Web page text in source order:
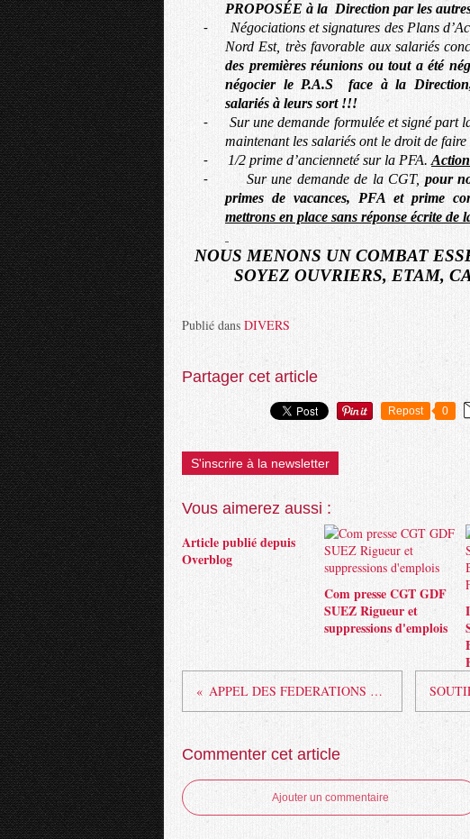
PROPOSÉE à la Direction par les
-
Négociations et signatures des Plans
Nord Est, très favorable aux salariés
des premières réunions ou tout a été
négocier le P.A.S
face à la
salariés à leurs sort !!!
-
Sur une demande formulée et signé
maintenant les salariés ont le droit de
- 1/2 prime d’ancienneté sur la PFA.
- Sur une demande de la CGT,pour
primes de vacances, PFA et prime
mettrons en place sans réponse écrite de
NOUS MENONS UN COMBAT
SOYEZ OUVRIERS, ETAM,
Publié dans DIVERS
Partager cet article
Repost 0
S'inscrire à la newsletter
Vous aimerez aussi :
Article publié depuis
Overblog
Com presse CGT GDF
SUEZ Rigueur et
suppressions d'emplois
APPEL DES FEDERATIONS CGT DU GROUPE GDF SUEZ
Commenter cet article
Ajouter un commentaire